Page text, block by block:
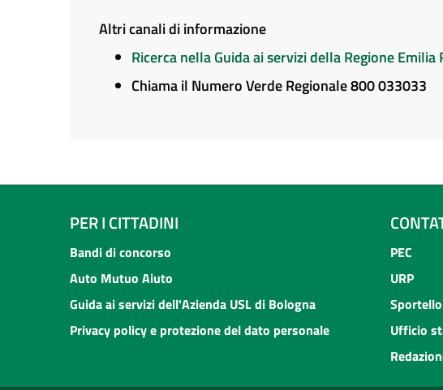
Altri canali di informazione
Ricerca nella Guida ai servizi della Regione Emilia
Chiama il Numero Verde Regionale 800 033033
PER I CITTADINI
Bandi di concorso
Auto Mutuo Aiuto
Guida ai servizi dell'Azienda USL di Bologna
Privacy policy e protezione del dato personale
PEC
URP
Ufficio